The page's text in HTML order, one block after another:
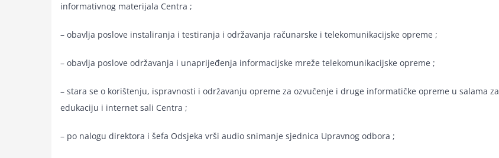
informativnog materijala Centra ;
– obavlja poslove instaliranja i testiranja i održavanja računarske i telekomunikacijske opreme ;
– obavlja poslove održavanja i unaprijeđenja informacijske mreže telekomunikacijske opreme ;
– stara se o korištenju, ispravnosti i održavanju opreme za ozvučenje i druge informatičke opreme u salama za
edukaciju i internet sali Centra ;
– po nalogu direktora i šefa Odsjeka vrši audio snimanje sjednica Upravnog odbora ;